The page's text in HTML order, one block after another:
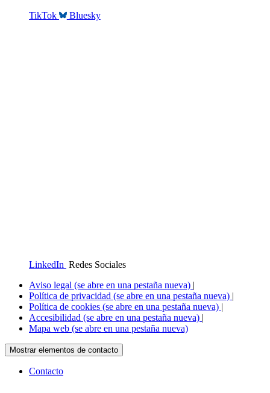
TikTok Bluesky
LinkedIn Redes Sociales
Aviso legal (se abre en una pestaña nueva) |
Política de privacidad (se abre en una pestaña nueva) |
Política de cookies (se abre en una pestaña nueva) |
Accesibilidad (se abre en una pestaña nueva) |
Mapa web (se abre en una pestaña nueva)
Mostrar elementos de contacto
Contacto